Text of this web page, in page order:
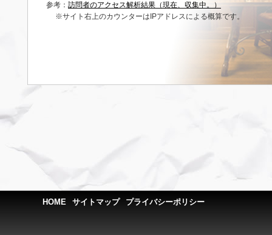
参考： 訪問者のアクセス解析結果（現在、収集中。）
※サイト右上のカウンターはIPアドレスによる概算です。
HOME サイトマップ プライバシーポリシー